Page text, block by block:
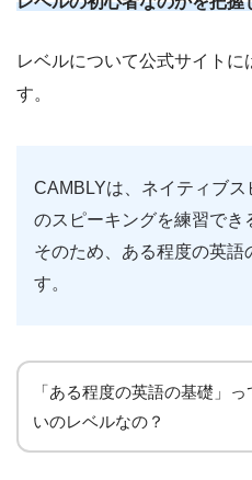
レベルについて公式サイトに
す。
CAMBLYは、ネイティブ
のスピーキングを練習でき
そのため、ある程度の英
す。
「ある程度の英語の基礎」
いのレベルなの？